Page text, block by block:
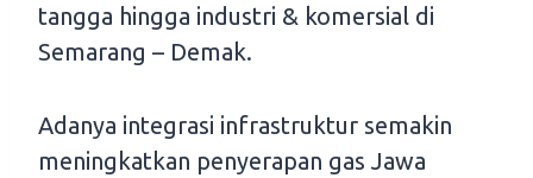
tangga hingga industri & komersial di
Semarang – Demak.
Adanya integrasi infrastruktur semakin
meningkatkan penyerapan gas Jawa